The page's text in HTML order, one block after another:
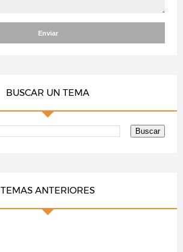
BUSCAR UN TEMA
TEMAS ANTERIORES